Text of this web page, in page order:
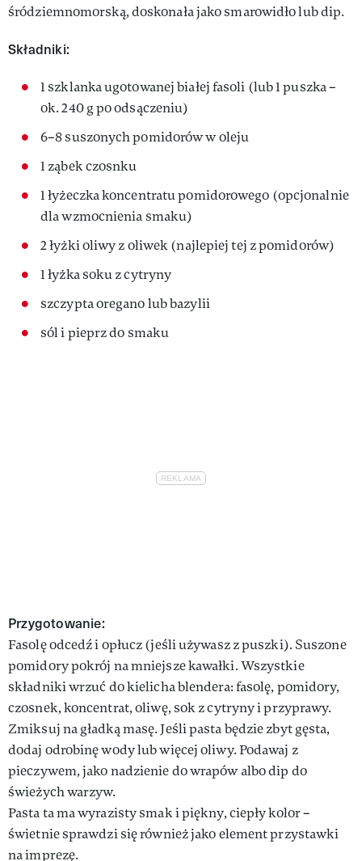
śródziemnomorską, doskonała jako smarowidło lub dip.
Składniki:
1 szklanka ugotowanej białej fasoli (lub 1 puszka –
ok. 240 g po odsączeniu)
6–8 suszonych pomidorów w oleju
1 ząbek czosnku
1 łyżeczka koncentratu pomidorowego (opcjonalnie
dla wzmocnienia smaku)
2 łyżki oliwy z oliwek (najlepiej tej z pomidorów)
1 łyżka soku z cytryny
szczypta oregano lub bazylii
sól i pieprz do smaku
Przygotowanie:
Fasolę odcedź i opłucz (jeśli używasz z puszki). Suszone
pomidory pokrój na mniejsze kawałki. Wszystkie
składniki wrzuć do kielicha blendera: fasolę, pomidory,
czosnek, koncentrat, oliwę, sok z cytryny i przyprawy.
Zmiksuj na gładką masę. Jeśli pasta będzie zbyt gęsta,
dodaj odrobinę wody lub więcej oliwy. Podawaj z
pieczywem, jako nadzienie do wrapów albo dip do
świeżych warzyw.
Pasta ta ma wyrazisty smak i piękny, ciepły kolor –
świetnie sprawdzi się również jako element przystawki
na imprezę.